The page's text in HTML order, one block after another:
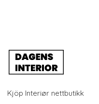
Kjöp Interiør nettbutikk